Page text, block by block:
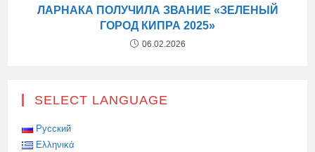
ЛАРНАКА ПОЛУЧИЛА ЗВАНИЕ «ЗЕЛЕНЫЙ
ГОРОД КИПРА 2025»
06.02.2026
SELECT LANGUAGE
Русский
Ελληνικά